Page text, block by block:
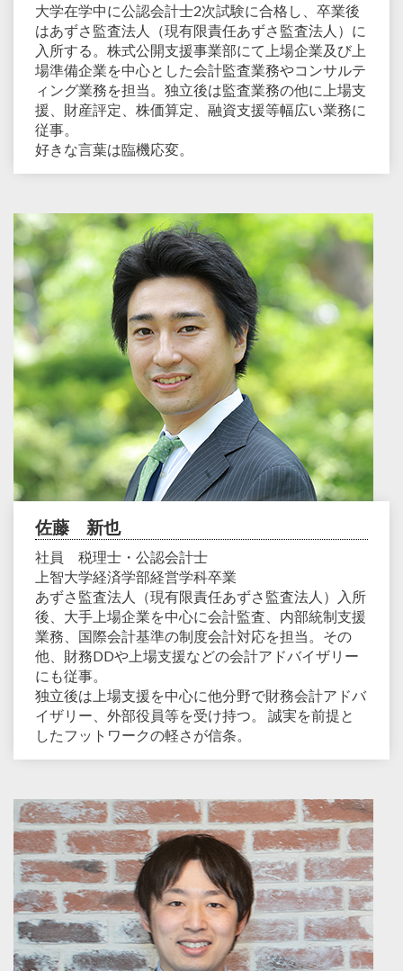
大学在学中に公認会計士2次試験に合格し、卒業後
はあずさ監査法人（現有限責任あずさ監査法人）に
入所する。株式公開支援事業部にて上場企業及び上
場準備企業を中心とした会計監査業務やコンサルテ
ィング業務を担当。独立後は監査業務の他に上場支
援、財産評定、株価算定、融資支援等幅広い業務に
従事。
好きな言葉は臨機応変。
佐藤 新也
社員 税理士・公認会計士
上智大学経済学部経営学科卒業
あずさ監査法人（現有限責任あずさ監査法人）入所
後、大手上場企業を中心に会計監査、内部統制支援
業務、国際会計基準の制度会計対応を担当。その
他、財務DDや上場支援などの会計アドバイザリー
にも従事。
独立後は上場支援を中心に他分野で財務会計アドバ
イザリー、外部役員等を受け持つ。 誠実を前提と
したフットワークの軽さが信条。